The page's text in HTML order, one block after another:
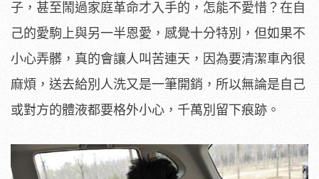
子，甚至鬧過家庭革命才入手的，怎能不愛惜？在自
己的愛駒上與另一半恩愛，感覺十分特別，但如果不
小心弄髒，真的會讓人叫苦連天，因為要清潔車內很
麻煩，送去給別人洗又是一筆開銷，所以無論是自己
或對方的體液都要格外小心，千萬別留下痕跡。